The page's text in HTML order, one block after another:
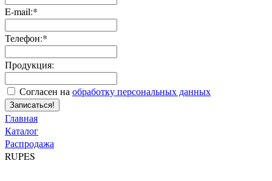
E-mail:*
Телефон:*
Продукция:
Согласен на обработку персональных данных
Записаться!
Главная
Каталог
Распродажа
RUPES